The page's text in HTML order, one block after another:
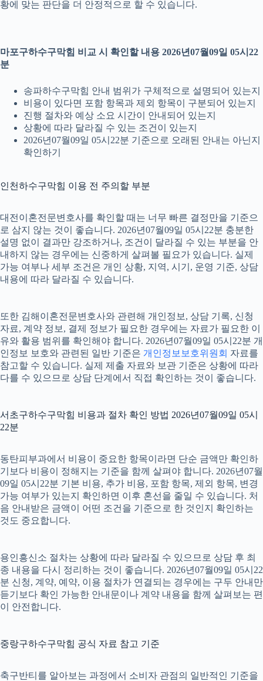
황에 맞는 판단을 더 안정적으로 할 수 있습니다.
마포구하수구막힘 비교 시 확인할 내용 2026년07월09일 05시22
분
송파하수구막힘 안내 범위가 구체적으로 설명되어 있는지
비용이 있다면 포함 항목과 제외 항목이 구분되어 있는지
진행 절차와 예상 소요 시간이 안내되어 있는지
상황에 따라 달라질 수 있는 조건이 있는지
2026년07월09일 05시22분 기준으로 오래된 안내는 아닌지
확인하기
인천하수구막힘 이용 전 주의할 부분
대전이혼전문변호사를 확인할 때는 너무 빠른 결정만을 기준으
로 삼지 않는 것이 좋습니다. 2026년07월09일 05시22분 충분한
설명 없이 결과만 강조하거나, 조건이 달라질 수 있는 부분을 안
내하지 않는 경우에는 신중하게 살펴볼 필요가 있습니다. 실제
가능 여부나 세부 조건은 개인 상황, 지역, 시기, 운영 기준, 상담
내용에 따라 달라질 수 있습니다.
또한 김해이혼전문변호사와 관련해 개인정보, 상담 기록, 신청
자료, 계약 정보, 결제 정보가 필요한 경우에는 자료가 필요한 이
유와 활용 범위를 확인해야 합니다. 2026년07월09일 05시22분 개
인정보 보호와 관련된 일반 기준은 개인정보보호위원회 자료를
참고할 수 있습니다. 실제 제출 자료와 보관 기준은 상황에 따라
다를 수 있으므로 상담 단계에서 직접 확인하는 것이 좋습니다.
서초구하수구막힘 비용과 절차 확인 방법 2026년07월09일 05시
22분
동탄피부과에서 비용이 중요한 항목이라면 단순 금액만 확인하
기보다 비용이 정해지는 기준을 함께 살펴야 합니다. 2026년07월
09일 05시22분 기본 비용, 추가 비용, 포함 항목, 제외 항목, 변경
가능 여부가 있는지 확인하면 이후 혼선을 줄일 수 있습니다. 처
음 안내받은 금액이 어떤 조건을 기준으로 한 것인지 확인하는
것도 중요합니다.
용인흥신소 절차는 상황에 따라 달라질 수 있으므로 상담 후 최
종 내용을 다시 정리하는 것이 좋습니다. 2026년07월09일 05시22
분 신청, 계약, 예약, 이용 절차가 연결되는 경우에는 구두 안내만
듣기보다 확인 가능한 안내문이나 계약 내용을 함께 살펴보는 편
이 안전합니다.
중랑구하수구막힘 공식 자료 참고 기준
축구반티를 알아보는 과정에서 소비자 관점의 일반적인 기준을